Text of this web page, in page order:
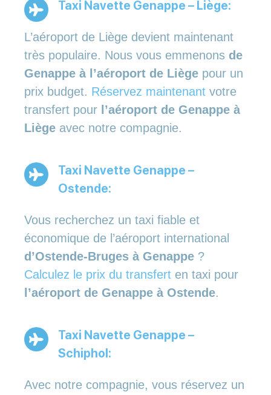
Taxi Navette Genappe – Liège:
L’aéroport de Liège devient maintenant
très populaire. Nous vous emmenons de
Genappe à l’aéroport de Liège pour un
prix budget. Réservez maintenant votre
transfert pour l’aéroport de Genappe à
Liège avec notre compagnie.
Taxi Navette Genappe –
Ostende:
Vous recherchez un taxi fiable et
économique de l’aéroport international
d’Ostende-Bruges à Genappe ?
Calculez le prix du transfert en taxi pour
l’aéroport de Genappe à Ostende.
Taxi Navette Genappe –
Schiphol:
Avec notre compagnie, vous réservez un